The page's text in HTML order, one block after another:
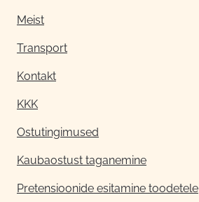
Meist
Transport
Kontakt
KKK
Ostutingimused
Kaubaostust taganemine
Pretensioonide esitamine toodetele